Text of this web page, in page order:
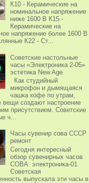
К10 - Керамические на
номинальное напряжение
ниже 1600 В К15 -
Керамические на
напряжение более 1600 В
К22 - Ст...
Советские настольные
часы «Электроника 2-05»
эстетика New Age
Как студийный
микрофон и дымящаяся
чашка кофе по утрам,
вещи создают настроение
присутствием. Советские
ч...
Часы сувенир сова СССР
ремонт
Сегодня интересный
обзор сувенирных часов
СОВА электроника-01
Советская
выпускала эти часы в